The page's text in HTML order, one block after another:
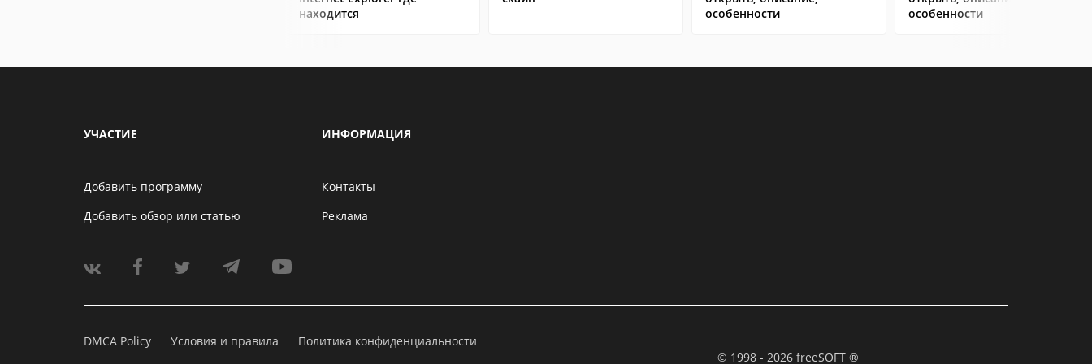
находится
особенности
особенности
УЧАСТИЕ
Добавить программу
Добавить обзор или статью
ИНФОРМАЦИЯ
Контакты
Реклама
DMCA Policy Условия и правила
Политика конфиденциальности
© 1998 - 2026 freeSOFT ®